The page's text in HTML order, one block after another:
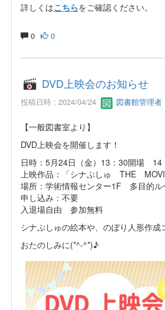
詳しくはこちらをご確認ください。
0 0
DVD上映会のお知らせ
投稿日時 : 2024/04/24 図書館管理者
【一般図書室より】
DVD上映会を開催します！
日時：5月24日（金）13：30開場 14
上映作品：「シナぷしゅ THE
場所：学術情報センター1F 多目的ル
申し込み：不要
入退場自由 参加無料
シナぷしゅの絵本や、のぼり人形作
おたのしみに(*^-^*)♪